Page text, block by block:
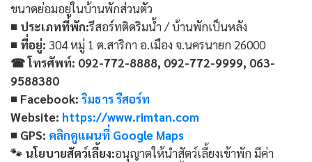
ขนาดย่อมอยู่ในบ้านพักส่วนตัว
■ ประเภทที่พัก:รีสอร์ทติดริมน้ำ / บ้านพักเป็นหลัง
■ ที่อยู่: 304 หมู่ 1 ต.สาริกา อ.เมือง จ.นครนายก 26000
☎ โทรศัพท์: 092-772-8888, 092-772-9999, 063-
9588380
■ Facebook: ริมธาร รีสอร์ท
Website: https://www.rimtan.com
■ GPS: คลิกดูแผนที่ Google Maps
🐾 นโยบายสัตว์เลี้ยง:อนุญาตให้นำสัตว์เลี้ยงเข้าพัก มีค่า